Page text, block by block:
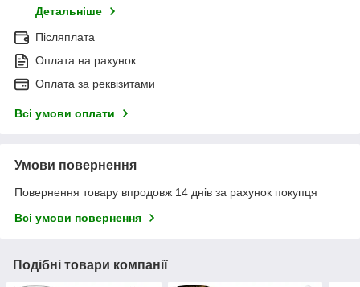
Детальніше
Післяплата
Оплата на рахунок
Оплата за реквізитами
Всі умови оплати
Умови повернення
Повернення товару впродовж 14 днів за рахунок покупця
Всі умови повернення
Подібні товари компанії